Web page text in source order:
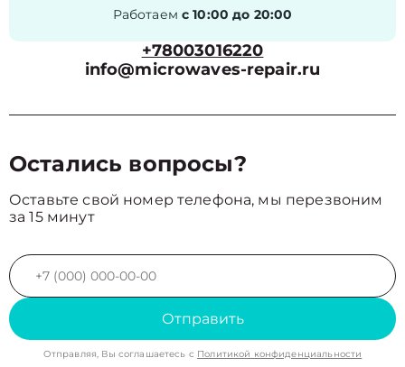
Работаем с 10:00 до 20:00
+78003016220
info@microwaves-repair.ru
Остались вопросы?
Оставьте свой номер телефона, мы перезвоним
за 15 минут
Отправить
Отправляя, Вы соглашаетесь с Политикой конфиденциальности